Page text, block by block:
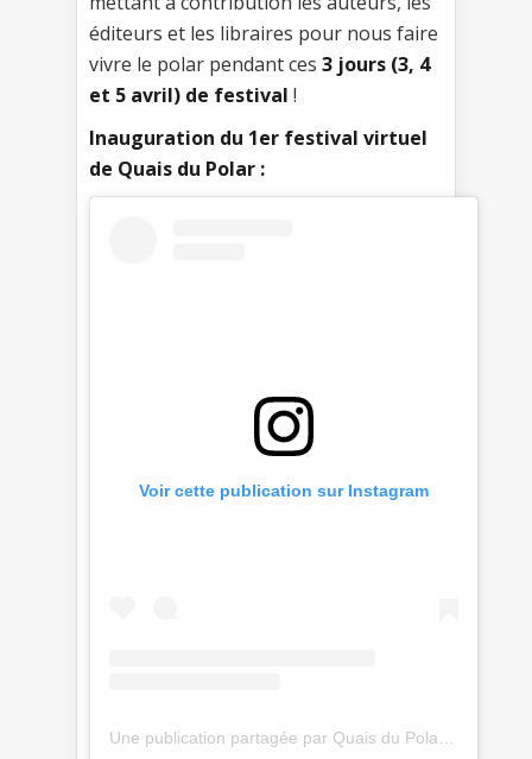
éditeurs et les libraires pour nous faire
vivre le polar pendant ces 3 jours (3, 4
et 5 avril) de festival !
Inauguration du 1er festival virtuel
de Quais du Polar :
Voir cette publication sur Instagram